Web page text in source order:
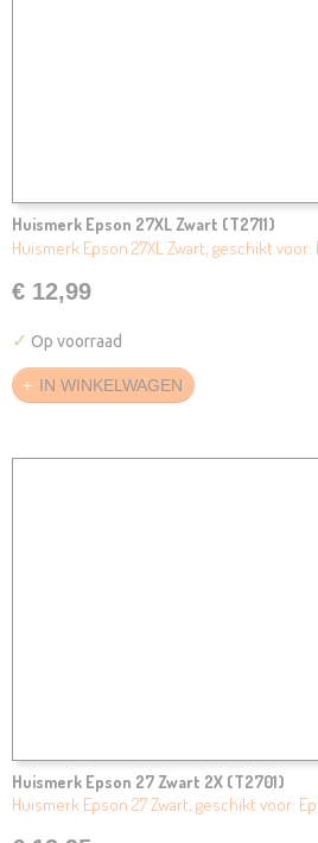
Huismerk Epson 27XL Zwart (T2711)
Huismerk Epson 27XL Zwart, geschikt voor:
€ 12,99
✓ Op voorraad
IN WINKELWAGEN
Huismerk Epson 27 Zwart 2X (T2701)
Huismerk Epson 27 Zwart, geschikt voor: